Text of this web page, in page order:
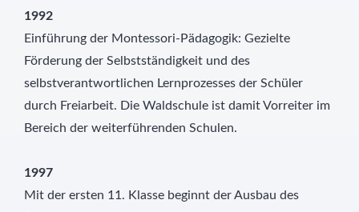
1992
Einführung der Montessori-Pädagogik: Gezielte
Förderung der Selbstständigkeit und des
selbstverantwortlichen Lernprozesses der Schüler
durch Freiarbeit. Die Waldschule ist damit Vorreiter im
Bereich der weiterführenden Schulen.
1997
Mit der ersten 11. Klasse beginnt der Ausbau des